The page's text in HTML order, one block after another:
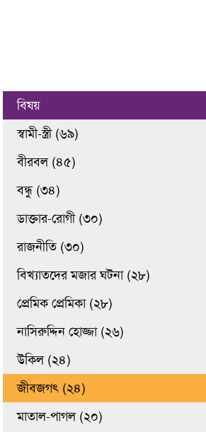
বিষয়
স্বামী-স্ত্রী (৬৯)
বীরবল (৪৫)
বন্ধু (৩৪)
ডাক্তার-রোগী (৩০)
রাজনীতি (৩০)
বিখ্যাতদের মজার ঘটনা (২৮)
প্রেমিক প্রেমিকা (২৮)
নাসিরুদ্দিন হোজ্জা (২৬)
উকিল (২৪)
জীবজগৎ (২৪)
মাতাল-পাগল (২০)